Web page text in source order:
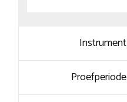
Instrument
Proefperiode